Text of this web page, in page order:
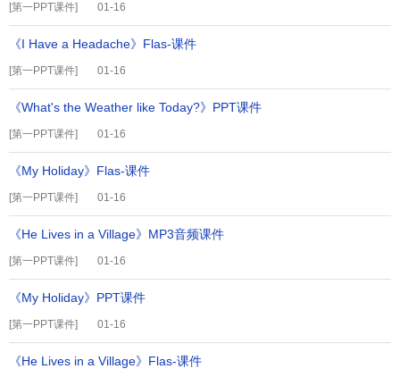
[第一PPT课件] 01-16
[第一PPT课件]
《I Have a Headache》Flas-课件
01-16
[第一PPT课件]
《What's the Weather like Today?》PPT课件
01-16
[第一PPT课件]
《My Holiday》Flas-课件
01-16
[第一PPT课件]
《He Lives in a Village》MP3音频课件
01-16
[第一PPT课件]
《My Holiday》PPT课件
01-16
《He Lives in a Village》Flas-课件